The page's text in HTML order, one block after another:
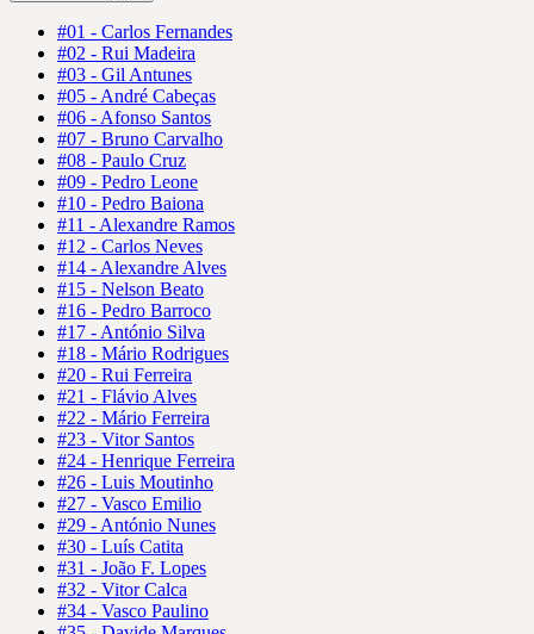
#01 - Carlos Fernandes
#02 - Rui Madeira
#03 - Gil Antunes
#05 - André Cabeças
#06 - Afonso Santos
#07 - Bruno Carvalho
#08 - Paulo Cruz
#09 - Pedro Leone
#10 - Pedro Baiona
#11 - Alexandre Ramos
#12 - Carlos Neves
#14 - Alexandre Alves
#15 - Nelson Beato
#16 - Pedro Barroco
#17 - António Silva
#18 - Mário Rodrigues
#20 - Rui Ferreira
#21 - Flávio Alves
#22 - Mário Ferreira
#23 - Vitor Santos
#24 - Henrique Ferreira
#26 - Luis Moutinho
#27 - Vasco Emilio
#29 - António Nunes
#30 - Luís Catita
#31 - João F. Lopes
#32 - Vitor Calca
#34 - Vasco Paulino